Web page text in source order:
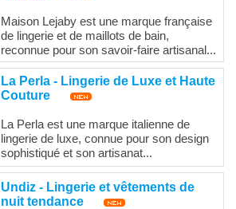
Maison Lejaby est une marque française
de lingerie et de maillots de bain,
reconnue pour son savoir-faire artisanal...
La Perla - Lingerie de Luxe et Haute
Couture
La Perla est une marque italienne de
lingerie de luxe, connue pour son design
sophistiqué et son artisanat...
Undiz - Lingerie et vêtements de
nuit tendance